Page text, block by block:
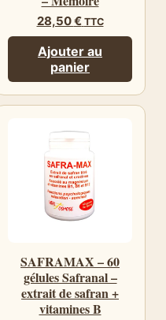
28,50€ TTC
Ajouter au
panier
SAFRAMAX – 60
gélules Safranal –
extrait de safran +
vitamines B